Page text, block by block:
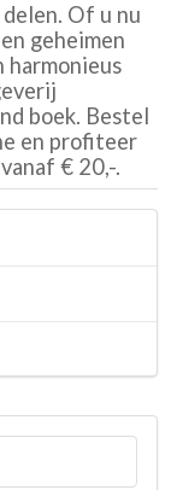
Of u nu
geheimen
harmonieus
boek. Bestel
en profiteer
€ 20,-.